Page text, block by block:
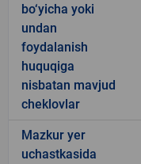
bo‘yicha yoki
undan
foydalanish
huquqiga
nisbatan mavjud
cheklovlar
Mazkur yer
uchastkasida